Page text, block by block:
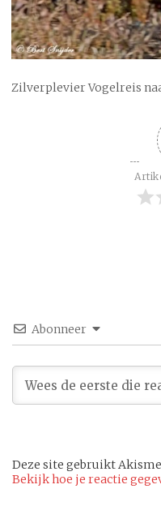
Zilverplevier Vogelreis
Abonneer
Deze site gebruikt
Bekijk hoe je reactie